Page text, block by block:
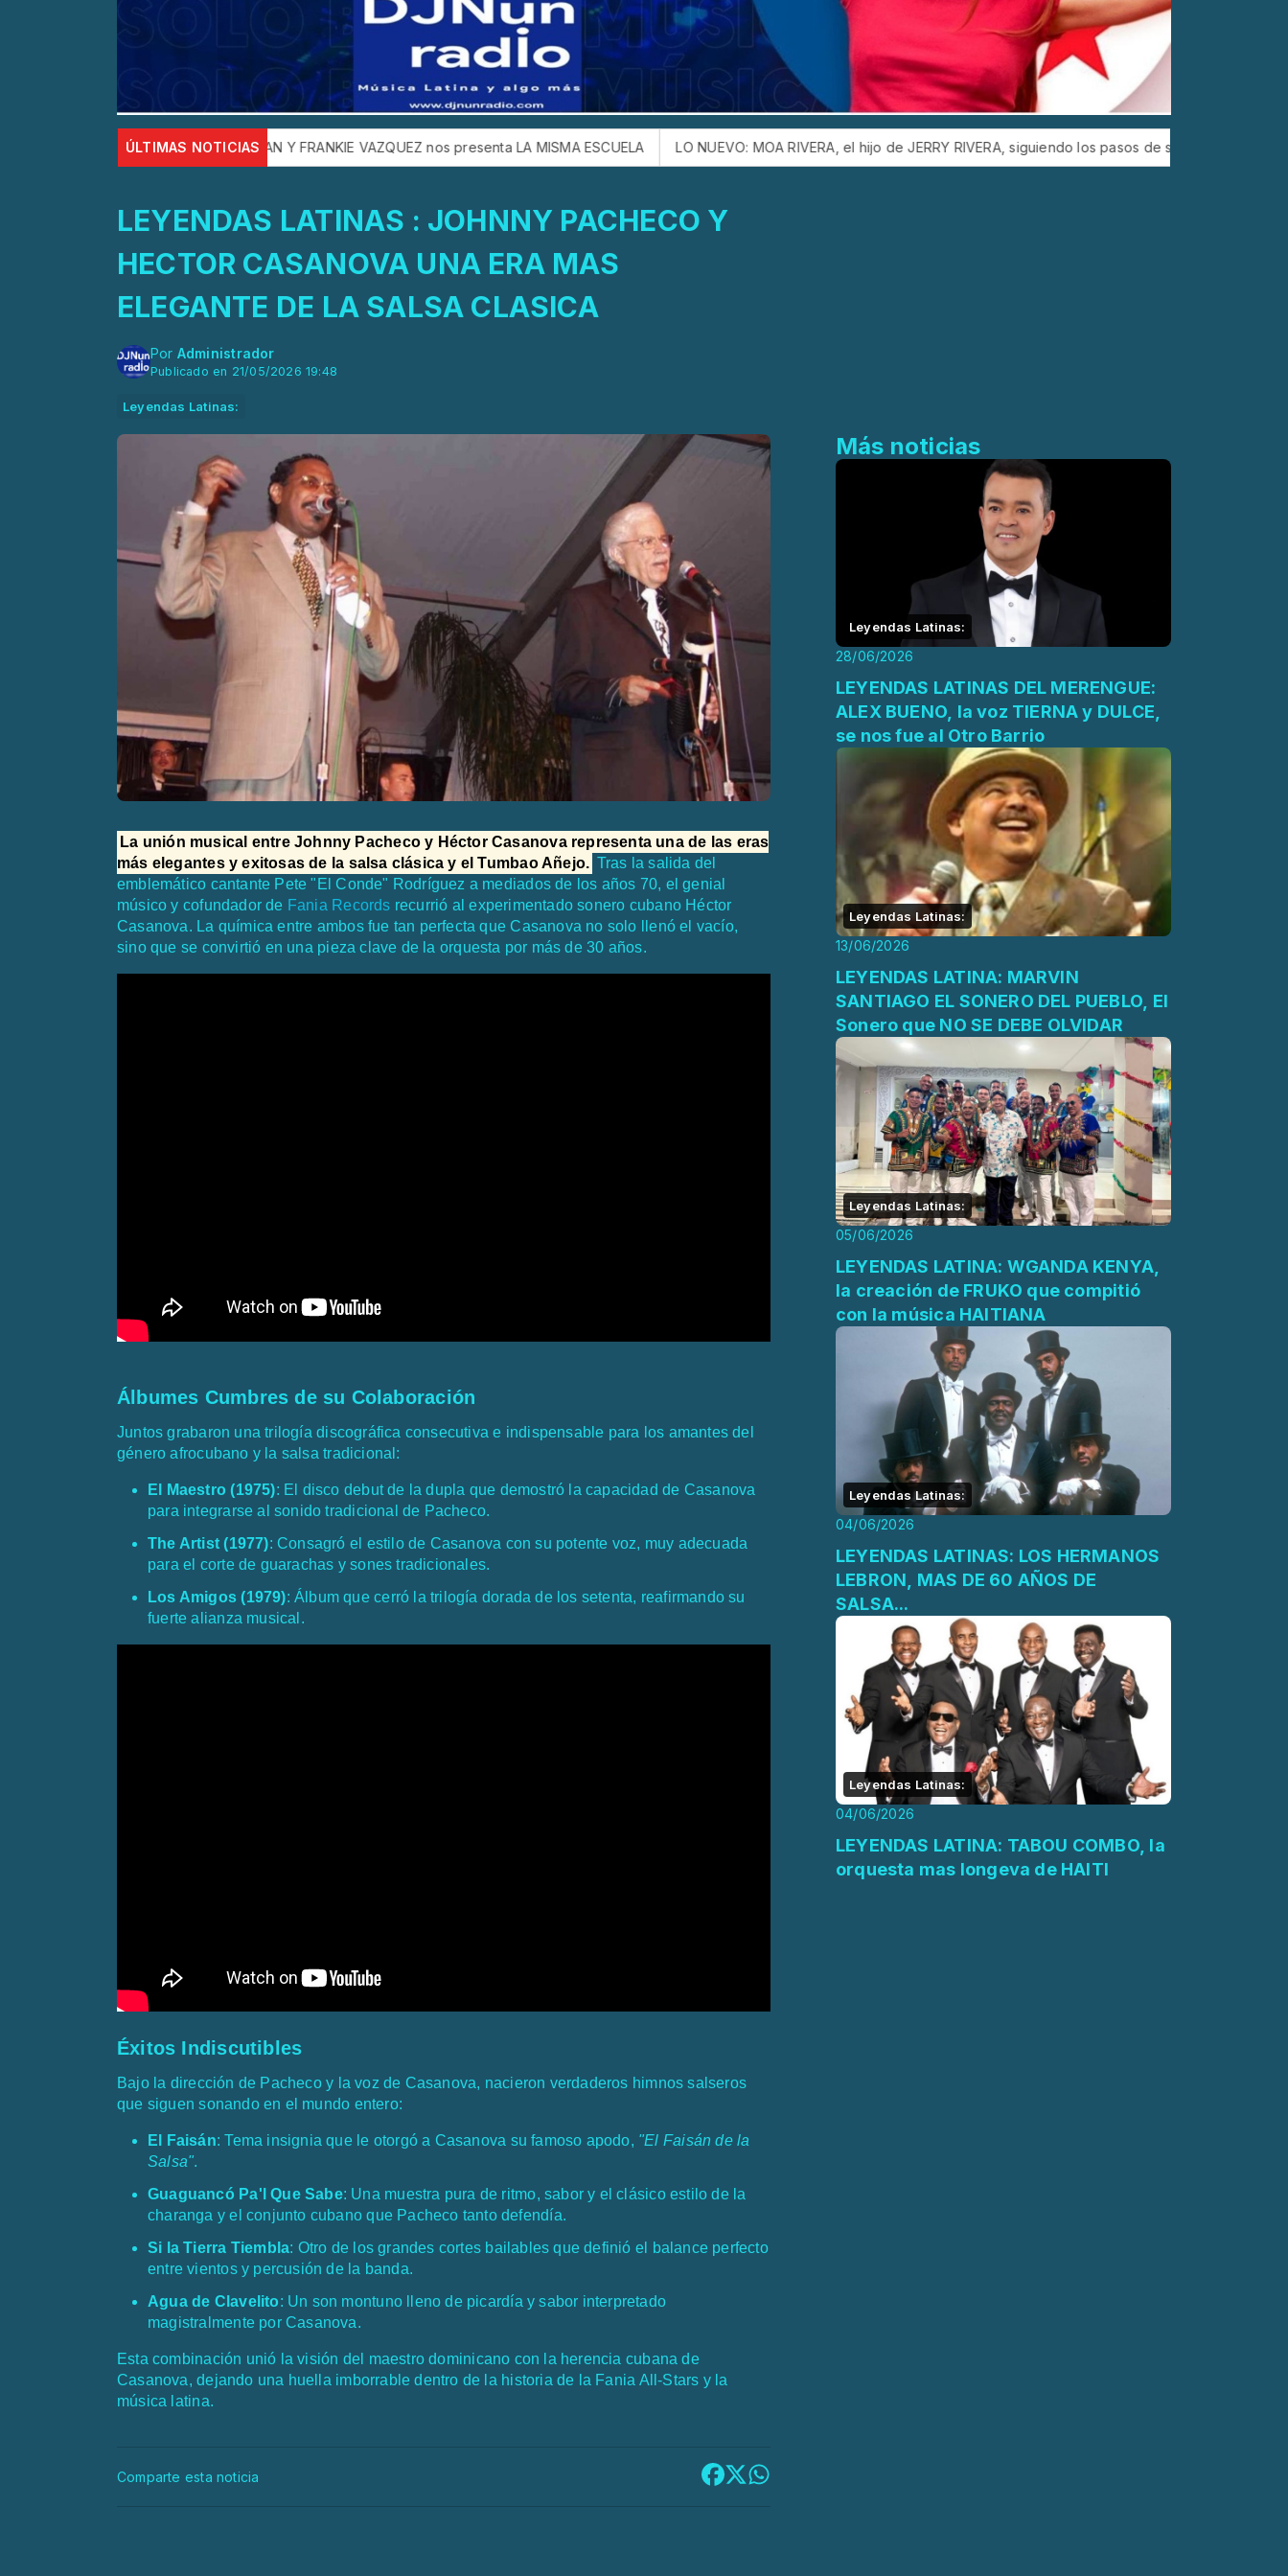
ÚLTIMAS NOTICIAS
HECTOR LUIS PAGAN Y FRANKIE VAZQUEZ nos presenta LA MISMA ESCUELA LO NUEVO: MOA RIVERA, el hijo de JERRY RIVERA, siguiendo los pasos de su padre en la SALSA SENSUAL.
LEYENDAS LATINAS : JOHNNY PACHECO Y
HECTOR CASANOVA UNA ERA MAS
ELEGANTE DE LA SALSA CLASICA
Por Administrador
Publicado en 21/05/2026 19:48
Leyendas Latinas:
La unión musical entre Johnny Pacheco y Héctor Casanova representa una de las eras
más elegantes y exitosas de la salsa clásica y el Tumbao Añejo. Tras la salida del
emblemático cantante Pete "El Conde" Rodríguez a mediados de los años 70, el genial
músico y cofundador de Fania Records recurrió al experimentado sonero cubano Héctor
Casanova. La química entre ambos fue tan perfecta que Casanova no solo llenó el vacío,
sino que se convirtió en una pieza clave de la orquesta por más de 30 años.
Álbumes Cumbres de su Colaboración
Juntos grabaron una trilogía discográfica consecutiva e indispensable para los amantes del
género afrocubano y la salsa tradicional:
El Maestro (1975): El disco debut de la dupla que demostró la capacidad de Casanova
para integrarse al sonido tradicional de Pacheco.
The Artist (1977): Consagró el estilo de Casanova con su potente voz, muy adecuada
para el corte de guarachas y sones tradicionales.
Los Amigos (1979): Álbum que cerró la trilogía dorada de los setenta, reafirmando su
fuerte alianza musical.
Éxitos Indiscutibles
Bajo la dirección de Pacheco y la voz de Casanova, nacieron verdaderos himnos salseros
que siguen sonando en el mundo entero:
El Faisán: Tema insignia que le otorgó a Casanova su famoso apodo, "El Faisán de la
Salsa".
Guaguancó Pa'l Que Sabe: Una muestra pura de ritmo, sabor y el clásico estilo de la
charanga y el conjunto cubano que Pacheco tanto defendía.
Si la Tierra Tiembla: Otro de los grandes cortes bailables que definió el balance perfecto
entre vientos y percusión de la banda.
Agua de Clavelito: Un son montuno lleno de picardía y sabor interpretado
magistralmente por Casanova.
Esta combinación unió la visión del maestro dominicano con la herencia cubana de
Casanova, dejando una huella imborrable dentro de la historia de la Fania All-Stars y la
música latina.
Comparte esta noticia
Más noticias
Leyendas Latinas:
28/06/2026
LEYENDAS LATINAS DEL MERENGUE:
ALEX BUENO, la voz TIERNA y DULCE,
se nos fue al Otro Barrio
Leyendas Latinas:
13/06/2026
LEYENDAS LATINA: MARVIN
SANTIAGO EL SONERO DEL PUEBLO, El
Sonero que NO SE DEBE OLVIDAR
Leyendas Latinas:
05/06/2026
LEYENDAS LATINA: WGANDA KENYA,
la creación de FRUKO que compitió
con la música HAITIANA
Leyendas Latinas:
04/06/2026
LEYENDAS LATINAS: LOS HERMANOS
LEBRON, MAS DE 60 AÑOS DE
SALSA...
Leyendas Latinas:
04/06/2026
LEYENDAS LATINA: TABOU COMBO, la
orquesta mas longeva de HAITI